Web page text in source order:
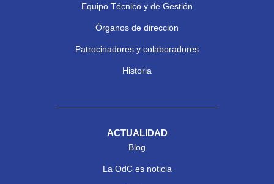
Equipo Técnico y de Gestión
Órganos de dirección
Patrocinadores y colaboradores
Historia
ACTUALIDAD
Blog
La OdC es noticia